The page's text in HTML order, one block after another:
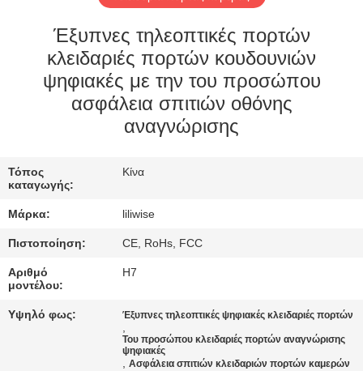
ΠΟΙΟΤΙΚΌΣ
ΈΛΕΓΧΟΣ
ΣΕ
ΕΠΑΦΉ
ΜΕ
ΕΙΔΉΣΕΙΣ
Έξυπνες τηλεοπτικές πορτών
κλειδαριές πορτών κουδουνιών
ψηφιακές με την του προσώπου
ασφάλεια σπιτιών οθόνης
αναγνώρισης
Τόπος
καταγωγής:
Κίνα
Μάρκα: liliwise
Πιστοποίηση: CE, RoHs, FCC
Αριθμό
μοντέλου:
H7
Υψηλό φως: Έξυπνες τηλεοπτικές ψηφιακές κλειδαριές πορτών
,
Του προσώπου κλειδαριές πορτών αναγνώρισης
ψηφιακές
,Ασφάλεια σπιτιών κλειδαριών πορτών καμερών